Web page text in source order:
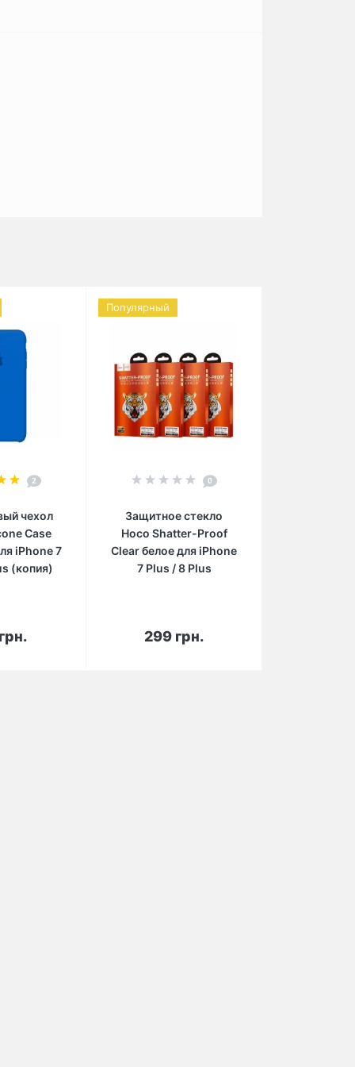
2
чехол
Case
iPhone 7
(копия)
Популярный
0
Защитное стекло
Hoco Shatter-Proof
Clear белое для iPhone
7 Plus / 8 Plus
299 грн.
В корзину